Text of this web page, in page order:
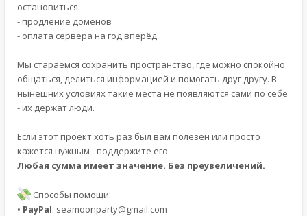
остановиться:
- продление доменов
- оплата сервера на год вперёд
Мы стараемся сохранить пространство, где можно спокойно
общаться, делиться информацией и помогать друг другу. В
нынешних условиях такие места не появляются сами по себе
- их держат люди.
Если этот проект хоть раз был вам полезен или просто
кажется нужным - поддержите его.
Любая сумма имеет значение. Без преувеличений.
Способы помощи:
• PayPal: seamoonparty@gmail.com